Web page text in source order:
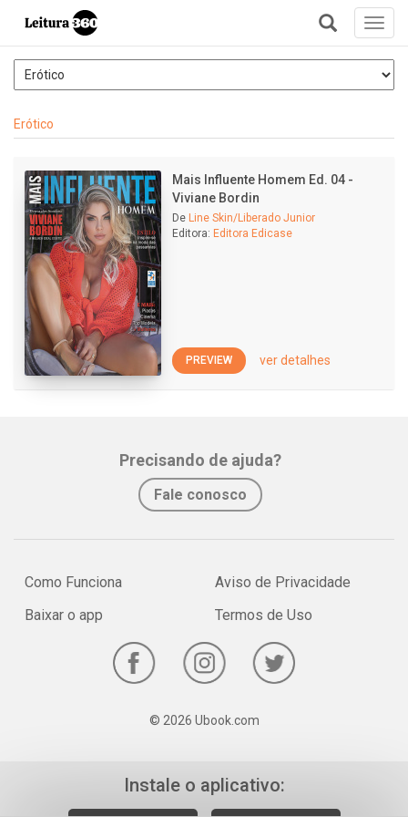
+
Erótico
Mais Influente Homem Ed. 04 -
Viviane Bordin
De Line Skin/Liberado Junior
Editora: Editora Edicase
PREVIEW ver detalhes
Precisando de ajuda?
Fale conosco
Como Funciona
Baixar o app
Aviso de Privacidade
Termos de Uso
© 2026 Ubook.com
Instale o aplicativo: